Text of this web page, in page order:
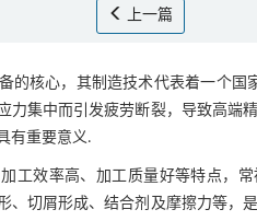
上一篇
的核心，其制造技术代表着一个
力集中而引发疲劳断裂，导致高端
有重要意义.
工效率高、加工质量好等特点，
、切屑形成、结合剂及摩擦力等，